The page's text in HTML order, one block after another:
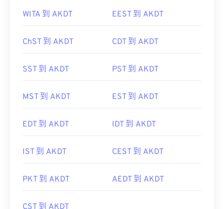
WITA 到 AKDT EEST 到 AKDT
ChST 到 AKDT CDT 到 AKDT
SST 到 AKDT PST 到 AKDT
MST 到 AKDT EST 到 AKDT
EDT 到 AKDT IDT 到 AKDT
IST 到 AKDT CEST 到 AKDT
PKT 到 AKDT AEDT 到 AKDT
CST 到 AKDT